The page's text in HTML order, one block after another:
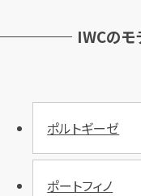
IWCの
ポルトギーゼ
ポートフィノ